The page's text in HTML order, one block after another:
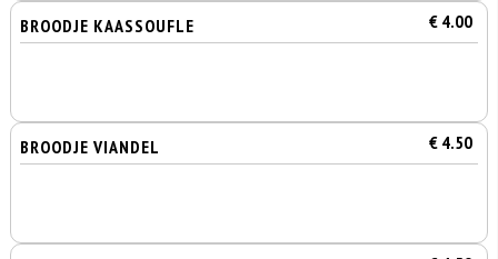
BROODJE KAASSOUFLE € 4.00
BROODJE VIANDEL € 4.50